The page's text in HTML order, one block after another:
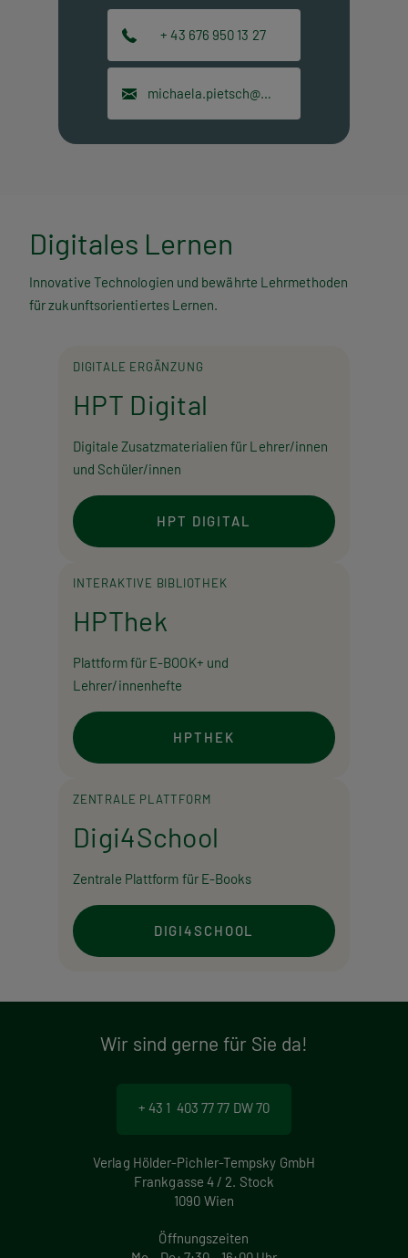
+ 43 676 950 13 27
Digitales Lernen
Innovative Technologien und bewährte Lehrmethoden
für zukunftsorientiertes Lernen.
DIGITALE ERGÄNZUNG
HPT Digital
Digitale Zusatzmaterialien für Lehrer/innen
und Schüler/innen
HPT DIGITAL
INTERAKTIVE BIBLIOTHEK
HPThek
Plattform für E-BOOK+ und
Lehrer/innenhefte
HPTHEK
ZENTRALE PLATTFORM
Digi4School
Zentrale Plattform für E-Books
DIGI4SCHOOL
Wir sind gerne für Sie da!
+ 43 1 403 77 77 DW 70
Verlag Hölder-Pichler-Tempsky GmbH
Frankgasse 4 / 2. Stock
1090 Wien
Öffnungszeiten